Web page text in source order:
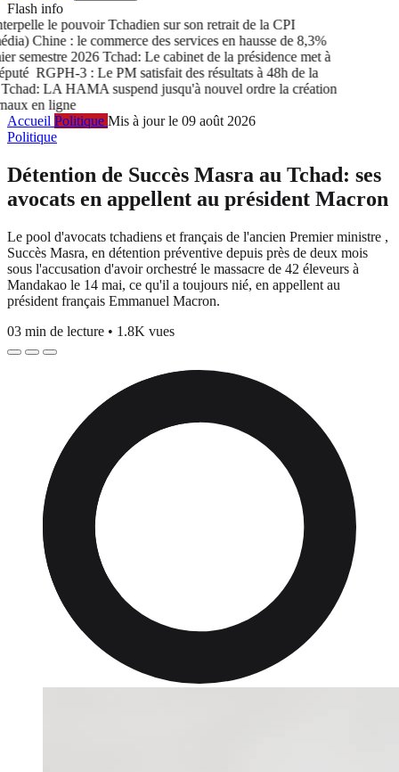
Flash info
le pouvoir Tchadien sur son retrait de la CPI
Chine : le commerce des services en hausse de 8,3%
semestre 2026Tchad: Le cabinet de la présidence met à
RGPH-3 : Le PM satisfait des résultats à 48h de la
LA HAMA suspend jusqu'à nouvel ordre la création
en ligne
Accueil Politique Mis à jour le 09 août 2026
Politique
Détention de Succès Masra au Tchad: ses
avocats en appellent au président Macron
Le pool d'avocats tchadiens et français de l'ancien Premier ministre ,
Succès Masra, en détention préventive depuis près de deux mois
sous l'accusation d'avoir orchestré le massacre de 42 éleveurs à
Mandakao le 14 mai, ce qu'il a toujours nié, en appellent au
président français Emmanuel Macron.
03 min de lecture • 1.8K vues